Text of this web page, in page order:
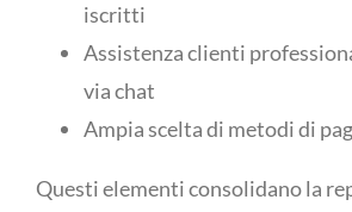
iscritti
Assistenza clienti
via chat
Ampia scelta di metodi di
Questi elementi consolidano la